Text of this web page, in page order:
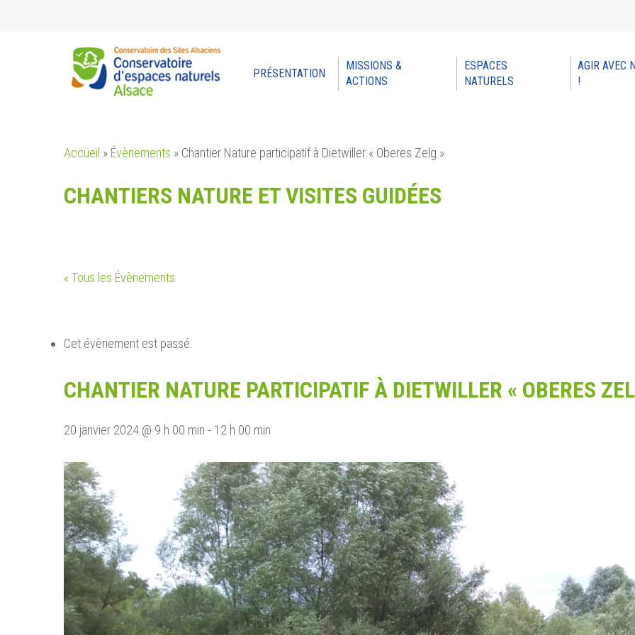
PRÉSENTATION
MISSIONS &
ACTIONS
ESPACES
NATURELS
AGIR AVEC
!
Accueil » Évènements » Chantier Nature participatif à Dietwiller « Oberes Zelg »
CHANTIERS NATURE ET VISITES GUIDÉES
« Tous les Évènements
Cet évènement est passé.
CHANTIER NATURE PARTICIPATIF À DIETWILLER « OBERES
20 janvier 2024 @ 9 h 00 min - 12 h 00 min